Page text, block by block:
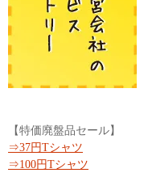
【特価廃盤品セール】
⇒37円Tシャツ
⇒100円Tシャツ